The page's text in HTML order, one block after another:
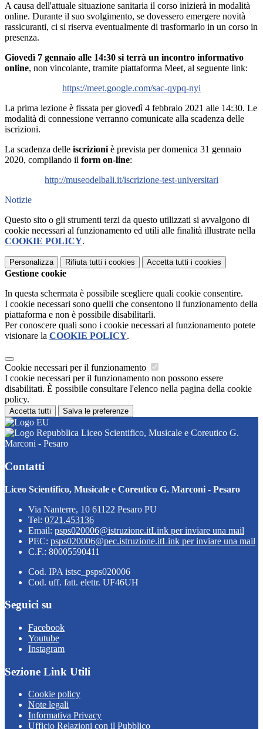
A causa dell'attuale situazione sanitaria il corso inizierà in modalità
online. Durante il suo svolgimento, se dovessero emergere novità
rassicuranti, ci si riserva eventualmente di trasformarlo in un corso in
presenza.
Giovedì 7 gennaio alle 14:30 si terrà un incontro informativo
online, non vincolante, tramite piattaforma Meet, al seguente link:
https://meet.google.com/sac-qypq-nyi
La prima lezione è fissata per giovedì 4 febbraio 2021 alle 14:30. Le
modalità di connessione verranno comunicate alla scadenza delle
iscrizioni.
La scadenza delle iscrizioni è prevista per domenica 31 gennaio
2020, compilando il form on-line:
http://museodelbali.it/iscrizione-test-universitari
Notizie
Questo sito o gli strumenti terzi da questo utilizzati si avvalgono di
cookie necessari al funzionamento ed utili alle finalità illustrate nella
COOKIE POLICY.
Personalizza Rifiuta tutti i cookies Accetta tutti i cookies
Gestione cookie
In questa schermata è possibile scegliere quali cookie consentire.
I cookie necessari sono quelli che consentono il funzionamento della
piattaforma e non è possibile disabilitarli.
Per conoscere quali sono i cookie necessari al funzionamento potete
visionare la COOKIE POLICY.
Cookie necessari per il funzionamento
I cookie necessari per il funzionamento non possono essere
disabilitati. È possibile consultare l'elenco nella pagina della cookie
policy.
Accetta tutti Salva le preferenze
Liceo Scientifico, Musicale e Coreutico G.
Marconi - Pesaro
Contatti
Liceo Scientifico, Musicale e Coreutico G. Marconi - Pesaro
Via Nanterre, 10 61122 Pesaro PU
Tel: 0721.453136
Email: psps020006@istruzione.itLink per inviare una mail
PEC: psps020006@pec.istruzione.itLink per inviare una mail
C.F.: 80005590411
Cod. IPA istsc_psps020006
Cod. uff. fatt. elettr. UF46UH
Seguici su
Facebook
Youtube
Instagram
Sezione Link Utili
Cookie policy
Note legali
Informativa Privacy
Ufficio Relazioni con il Pubblico